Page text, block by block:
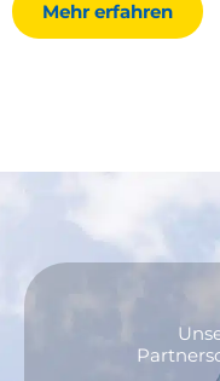
Mehr erfahren